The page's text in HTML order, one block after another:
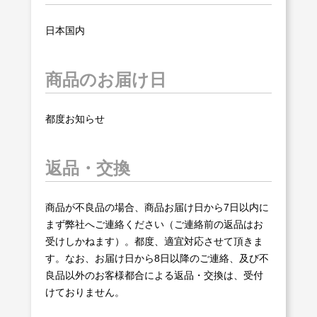
日本国内
商品のお届け日
都度お知らせ
返品・交換
商品が不良品の場合、商品お届け日から7日以内に
まず弊社へご連絡ください（ご連絡前の返品はお
受けしかねます）。都度、適宜対応させて頂きま
す。なお、お届け日から8日以降のご連絡、及び不
良品以外のお客様都合による返品・交換は、受付
けておりません。